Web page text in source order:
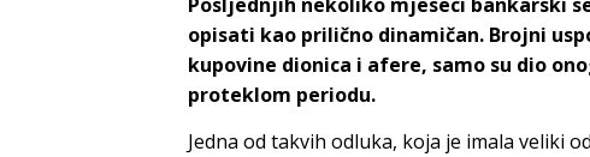
opisati kao prilično dinamičan. Brojni
kupovine dionica i afere, samo su dio
proteklom periodu.
Jedna od takvih odluka, koja je imala veliki